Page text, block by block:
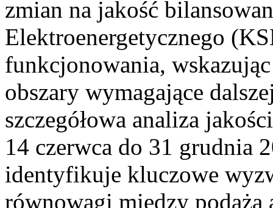
zmian na jakość
Elektroenergetycznego
funkcjonowania,
obszary wymagające
szczegółowa analiza
14 czerwca do 31 grudnia
identyfikuje kluczowe
równowagi między podażą